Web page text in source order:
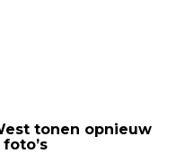
tonen opnieuw